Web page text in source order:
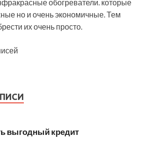
обогреватели. которые
но и очень экономичные. Тем
их очень просто.
выгодный кредит